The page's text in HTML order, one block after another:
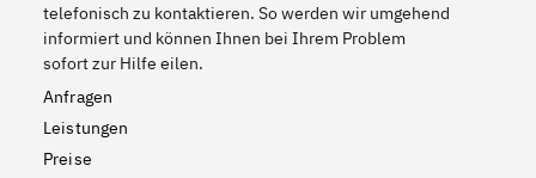
telefonisch zu kontaktieren. So werden wir umgehend
informiert und können Ihnen bei Ihrem Problem
sofort zur Hilfe eilen.
Anfragen
Leistungen
Preise